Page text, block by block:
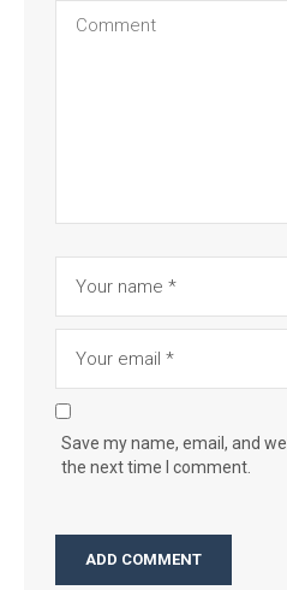
Save my name, email, and
the next time I comment.